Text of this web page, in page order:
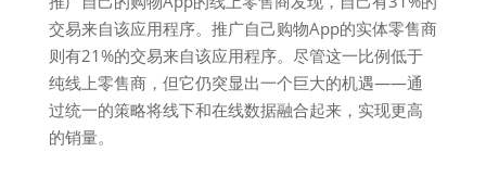
交易来自该应用程序。推广自己购物App的实体零售商
则有21%的交易来自该应用程序。尽管这一比例低于
纯线上零售商，但它仍突显出一个巨大的机遇——通
过统一的策略将线下和在线数据融合起来，实现更高
的销量。